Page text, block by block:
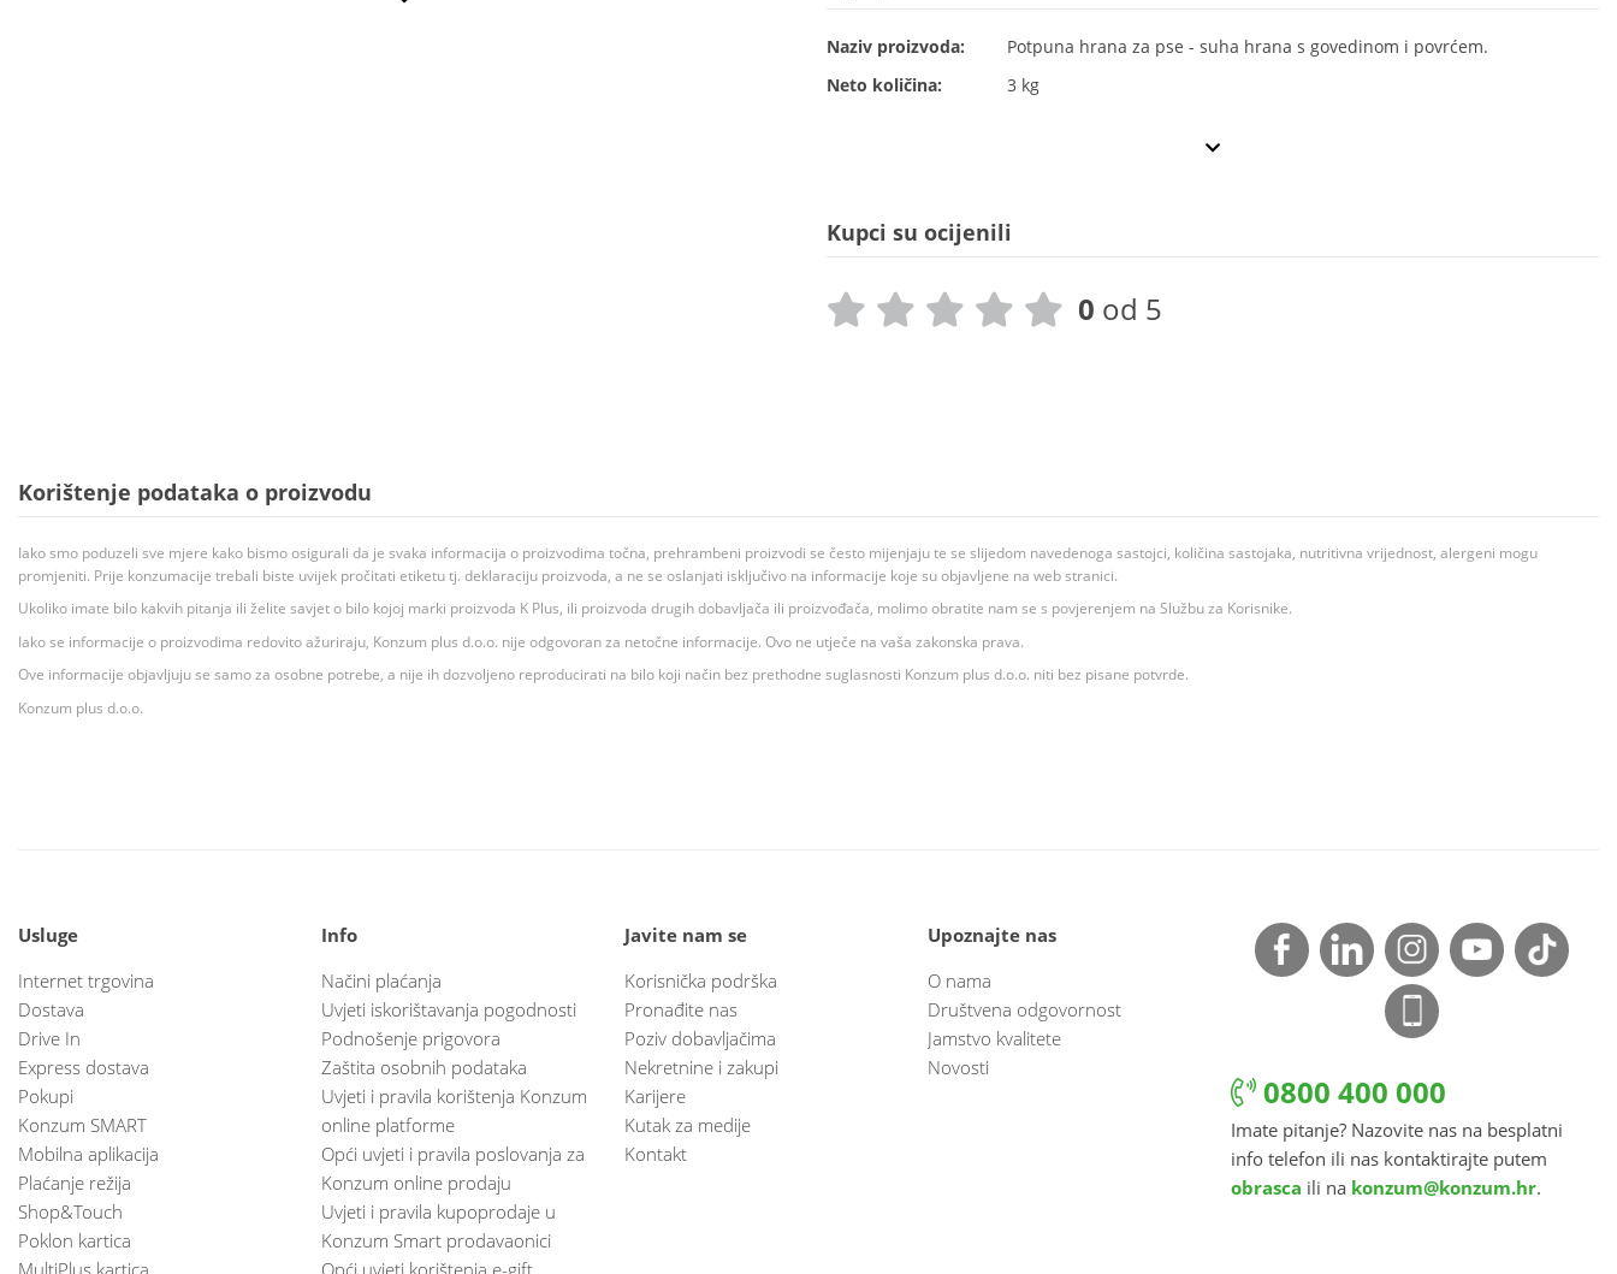
Naziv proizvoda:
Potpuna hrana za pse - suha hrana s govedinom i povrćem.
Neto količina:
3 kg
Kupci su ocijenili
0 od 5
Korištenje podataka o proizvodu
Iako smo poduzeli sve mjere kako bismo osigurali da je svaka informacija o proizvodima točna, prehrambeni proizvodi se često mijenjaju te se slijedom navedenoga sastojci, količina sastojaka, nutritivna vrijednost, alergeni mogu
promjeniti. Prije konzumacije trebali biste uvijek pročitati etiketu tj. deklaraciju proizvoda, a ne se oslanjati isključivo na informacije koje su objavljene na web stranici.
Ukoliko imate bilo kakvih pitanja ili želite savjet o bilo kojoj marki proizvoda K Plus, ili proizvoda drugih dobavljača ili proizvođača, molimo obratite nam se s povjerenjem na Službu za Korisnike.
Iako se informacije o proizvodima redovito ažuriraju, Konzum plus d.o.o. nije odgovoran za netočne informacije. Ovo ne utječe na vaša zakonska prava.
Ove informacije objavljuju se samo za osobne potrebe, a nije ih dozvoljeno reproducirati na bilo koji način bez prethodne suglasnosti Konzum plus d.o.o. niti bez pisane potvrde.
Konzum plus d.o.o.
Usluge
Internet trgovina
Dostava
Drive In
Express dostava
Pokupi
Konzum SMART
Mobilna aplikacija
Plaćanje režija
Shop&Touch
Poklon kartica
MultiPlus kartica
Info
Načini plaćanja
Uvjeti iskorištavanja pogodnosti
Podnošenje prigovora
Zaštita osobnih podataka
Uvjeti i pravila korištenja Konzum
online platforme
Opći uvjeti i pravila poslovanja za
Konzum online prodaju
Uvjeti i pravila kupoprodaje u
Konzum Smart prodavaonici
Opći uvjeti korištenja e-gift
Javite nam se
Korisnička podrška
Pronađite nas
Poziv dobavljačima
Nekretnine i zakupi
Karijere
Kutak za medije
Kontakt
Upoznajte nas
O nama
Društvena odgovornost
Jamstvo kvalitete
Novosti
0800 400 000
Imate pitanje? Nazovite nas na besplatni
info telefon ili nas kontaktirajte putem
obrasca ili na konzum@konzum.hr.